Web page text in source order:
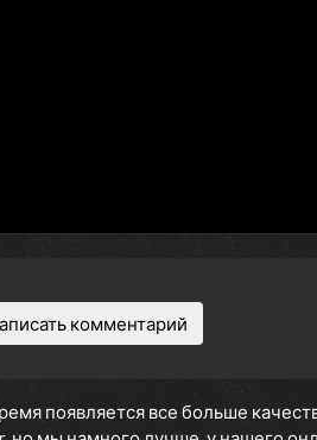
комментарий
появляется все больше